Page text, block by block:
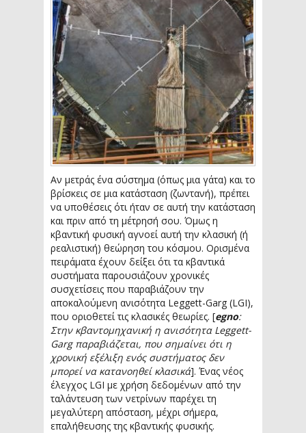
Αν μετράς ένα σύστημα (όπως μια γάτα) και το
βρίσκεις σε μια κατάσταση (ζωντανή), πρέπει
να υποθέσεις ότι ήταν σε αυτή την κατάσταση
και πριν από τη μέτρησή σου. Όμως η
κβαντική φυσική αγνοεί αυτή την κλασική (ή
ρεαλιστική) θεώρηση του κόσμου. Ορισμένα
πειράματα έχουν δείξει ότι τα κβαντικά
συστήματα παρουσιάζουν χρονικές
συσχετίσεις που παραβιάζουν την
αποκαλούμενη ανισότητα Leggett-Garg (LGI),
που οριοθετεί τις κλασικές θεωρίες. [egno:
Στην κβαντομηχανική η ανισότητα Leggett-
Garg παραβιάζεται, που σημαίνει ότι η
χρονική εξέλιξη ενός συστήματος δεν
μπορεί να κατανοηθεί κλασικά]. Ένας νέος
έλεγχος LGI με χρήση δεδομένων από την
ταλάντευση των νετρίνων παρέχει τη
μεγαλύτερη απόσταση, μέχρι σήμερα,
επαλήθευσης της κβαντικής φυσικής.